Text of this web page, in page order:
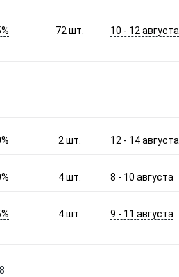
72шт. 10 - 12 августа
2шт. 12 - 14 августа
4шт. 8 - 10 августа
4шт. 9 - 11 августа